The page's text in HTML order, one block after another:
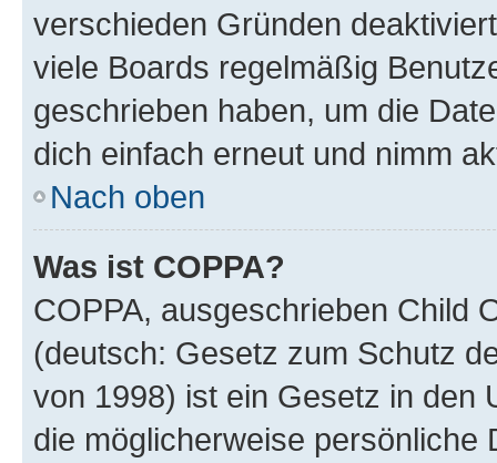
verschieden Gründen
viele Boards regelmäßig
geschrieben haben, um die
dich einfach erneut und nimm
Nach oben
Was ist COPPA?
COPPA, ausgeschrieben Child
(deutsch: Gesetz zum Schutz
von 1998) ist ein Gesetz in den
die möglicherweise persönliche